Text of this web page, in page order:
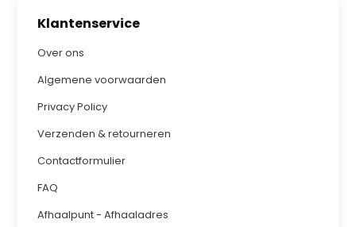
Klantenservice
Over ons
Algemene voorwaarden
Privacy Policy
Verzenden & retourneren
Contactformulier
FAQ
Afhaalpunt - Afhaaladres